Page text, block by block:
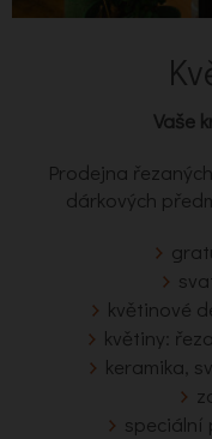
Vaše
Prodejna
dárkových
květinové
květiny:
keramika,
speciální